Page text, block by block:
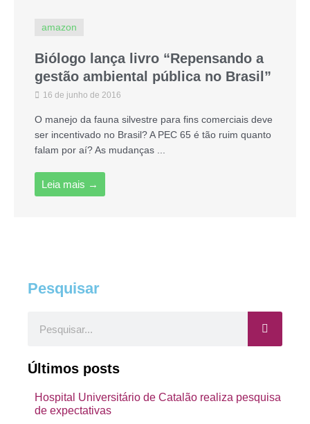
amazon
Biólogo lança livro “Repensando a
gestão ambiental pública no Brasil”
16 de junho de 2016
O manejo da fauna silvestre para fins comerciais deve
ser incentivado no Brasil? A PEC 65 é tão ruim quanto
falam por aí? As mudanças ...
Leia mais →
Pesquisar
Últimos posts
Hospital Universitário de Catalão realiza pesquisa
de expectativas